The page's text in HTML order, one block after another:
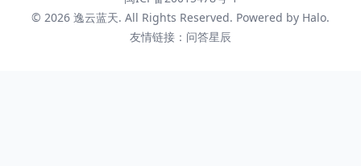
© 2026 逸云蓝天. All Rights Reserved. Powered by Halo.
友情链接： 问答星辰